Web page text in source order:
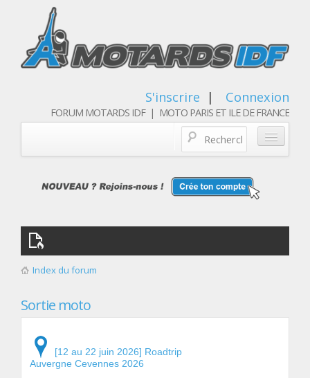
S'inscrire | Connexion
FORUM MOTARDS IDF | MOTO PARIS ET ILE DE FRANCE
Qui sommes nous
Les membres
Index du forum
Sortie moto
[12 au 22 juin 2026] Roadtrip
Auvergne Cevennes 2026